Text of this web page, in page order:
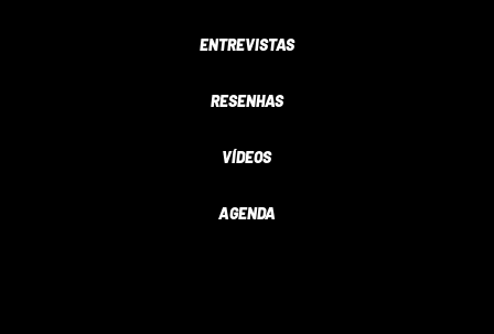
ENTREVISTAS
RESENHAS
VÍDEOS
AGENDA